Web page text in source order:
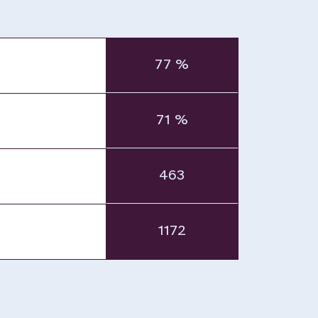
77 %
71 %
463
1172